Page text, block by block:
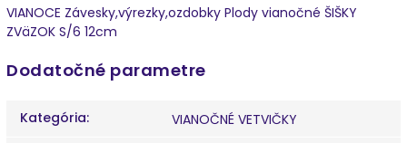
VIANOCE Závesky,výrezky,ozdobky Plody vianočné ŠIŠKY
ZVäZOK S/6 12cm
Dodatočné parametre
Kategória:
VIANOČNÉ VETVIČKY